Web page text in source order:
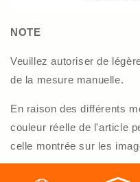
NOTE
Veuillez autoriser de
de la mesure manuelle.
En raison des différents
couleur réelle de l'article
celle montrée sur les